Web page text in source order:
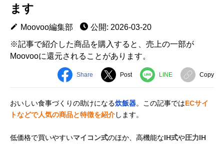
ます
Moovoo編集部
公開: 2026-03-20
※記事で紹介した商品を購入すると、売上の一部が
Moovooに還元されることがあります。
Share Post LINE Copy
おいしい食事づくりの助けになる炊飯器。この記事ではECサイ
トなどで人気の商品と特徴を紹介します。
低価格で買いやすいマイコン式のほか、高機能なIH式や圧力IH